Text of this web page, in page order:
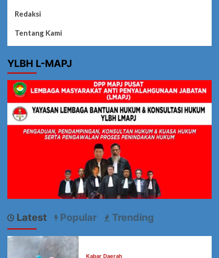
Redaksi
Tentang Kami
YLBH L-MAPJ
Latest Popular Trending
Kabar Daerah